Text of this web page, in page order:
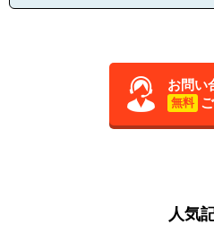
お問い
無料
人気